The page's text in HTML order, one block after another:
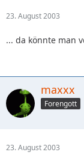
23. August 2003
... da könnte man
maxxx
Forengott
23. August 2003